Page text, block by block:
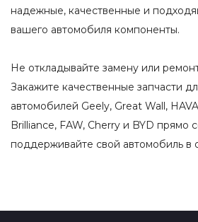
надежные, качественные и
вашего автомобиля компоненты.
Не откладывайте замену или
Закажите качественные запчасти
автомобилей Geely, Great Wall,
Brilliance, FAW, Cherry и BYD прямо
поддерживайте свой автомобиль в